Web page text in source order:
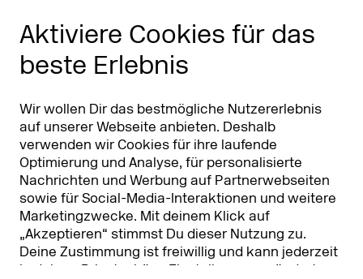
Aktiviere Cookies für das
beste Erlebnis
Wir wollen Dir das bestmögliche Nutzererlebnis
auf unserer Webseite anbieten. Deshalb
verwenden wir Cookies für ihre laufende
Optimierung und Analyse, für personalisierte
Nachrichten und Werbung auf Partnerwebseiten
sowie für Social-Media-Interaktionen und weitere
Marketingzwecke. Mit deinem Klick auf
„Akzeptieren“ stimmst Du dieser Nutzung zu.
Deine Zustimmung ist freiwillig und kann jederzeit
in deinen Privatsphäre-Einstellungen geändert
Phishing Alarm
Partner
Partner & Sponsoren DMEXCO Asia
Koelnmesse GmbH
T. +49 221 821 2020